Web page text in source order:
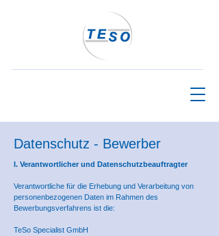
Datenschutz - Bewerber
I. Verantwortlicher und Datenschutzbeauftragter
Verantwortliche für die Erhebung und Verarbeitung von
personenbezogenen Daten im Rahmen des
Bewerbungsverfahrens ist die:
TeSo Specialist GmbH